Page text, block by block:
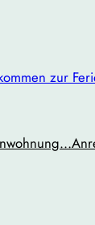
zur